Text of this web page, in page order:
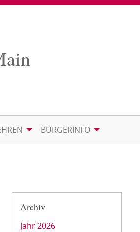
BÜRGERINFO
Archiv
Jahr 2026